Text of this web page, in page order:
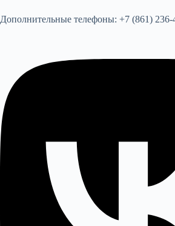
Дополнительные телефоны: +7 (861) 236-